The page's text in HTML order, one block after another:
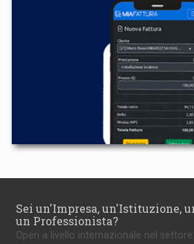
Sei un'Impresa, un'Istituzione,
un Professionista?
Operi a livello internazionale nel